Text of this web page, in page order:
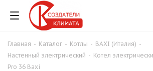
Главная - Каталог - Котлы - BAXI (Италия) -
Настенный электрический - Котел
Pro 36 Baxi